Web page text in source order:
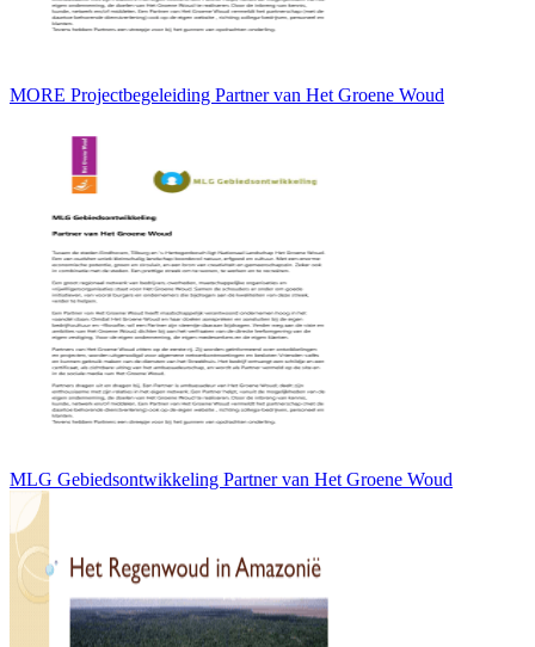
MORE Projectbegeleiding Partner van Het Groene Woud
MLG Gebiedsontwikkeling Partner van Het Groene Woud